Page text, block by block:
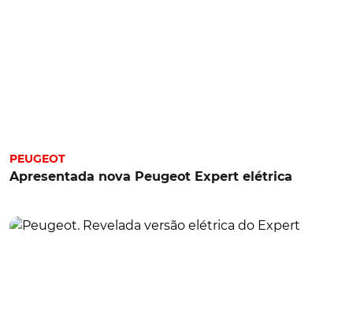
PEUGEOT
Apresentada nova Peugeot Expert elétrica